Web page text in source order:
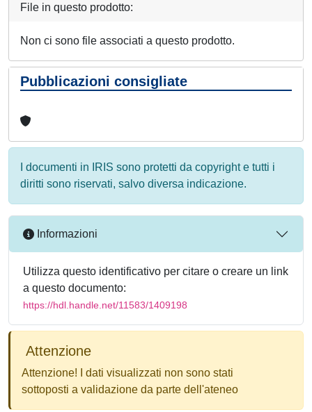
File in questo prodotto:
Non ci sono file associati a questo prodotto.
Pubblicazioni consigliate
I documenti in IRIS sono protetti da copyright e tutti i
diritti sono riservati, salvo diversa indicazione.
Informazioni
Utilizza questo identificativo per citare o creare un link
a questo documento:
https://hdl.handle.net/11583/1409198
Attenzione
Attenzione! I dati visualizzati non sono stati
sottoposti a validazione da parte dell'ateneo